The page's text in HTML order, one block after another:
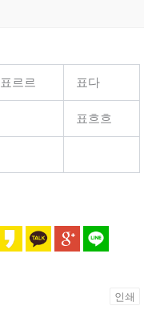
표르르 표다
표흐흐
인쇄